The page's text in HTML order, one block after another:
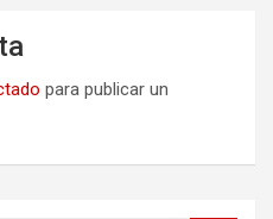
para publicar un